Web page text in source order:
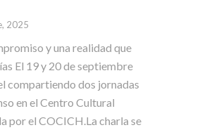
2025
y una realidad que
El 19 y 20 de septiembre
compartiendo dos jornadas
en el Centro Cultural
por el COCICH.La charla se